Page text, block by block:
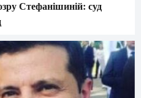
Стефанішиній: суд